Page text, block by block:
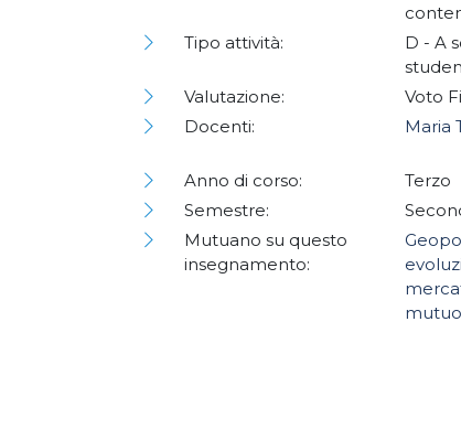
Tipo attività:
D - A
Valutazione:
Voto
Docenti:
Maria
Anno di corso:
Terzo
Semestre:
Mutuano su questo
insegnamento: